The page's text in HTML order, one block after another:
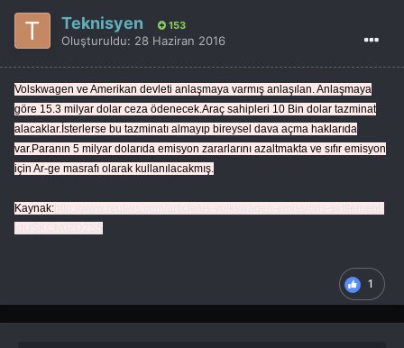
Teknisyen 153
Oluşturuldu: 28 Haziran 2016
Volskwagen ve Amerikan devleti anlaşmaya varmış anlaşılan. Anlaşmaya
göre 15.3 milyar dolar ceza ödenecek.Araç sahipleri 10 Bin dolar tazminat
alacaklar.İsterlerse bu tazminatı almayıp bireysel dava açma haklarıda
var.Paranın 5 milyar dolarıda emisyon zararlarını azaltmakta ve sıfır emisyon
için Ar-ge masrafı olarak kullanılacakmış.
Kaynak: http://www.reuters.com/article/us-volkswagen-emissions-settlement-
idUSKCN0ZD2S5
1